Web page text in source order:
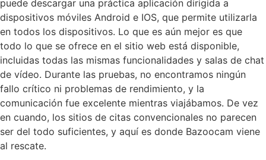
puede descargar una práctica aplicación dirigida a
dispositivos móviles Android e IOS, que permite utilizarla
en todos los dispositivos. Lo que es aún mejor es que
todo lo que se ofrece en el sitio web está disponible,
incluidas todas las mismas funcionalidades y salas de chat
de vídeo. Durante las pruebas, no encontramos ningún
fallo crítico ni problemas de rendimiento, y la
comunicación fue excelente mientras viajábamos. De vez
en cuando, los sitios de citas convencionales no parecen
ser del todo suficientes, y aquí es donde Bazoocam viene
al rescate.